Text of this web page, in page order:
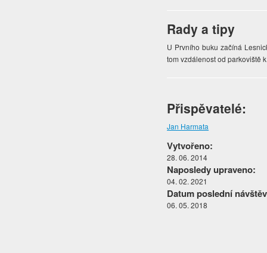
Rady a tipy
U Prvního buku začíná
tom vzdálenost od parkoviště
Přispěvatelé:
Jan Harmata
Vytvořeno:
28. 06. 2014
Naposledy upraveno:
04. 02. 2021
Datum poslední
06. 05. 2018